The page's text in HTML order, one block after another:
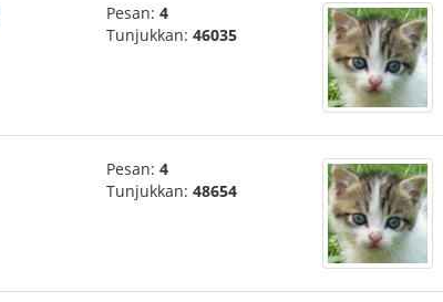
Pesan: 4
Tunjukkan: 46035
Pesan: 4
Tunjukkan: 48654